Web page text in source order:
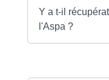
Y a t-il
l'Aspa ?